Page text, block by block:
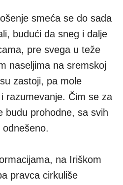
smeća se do sada
budući da sneg i dalje
pre svega u teže
naseljima na sremskoj
zastoji, pa mole
razumevanje. Čim se za
budu prohodne, sa svih
odnešeno.
na Iriškom
pravca cirkuliše